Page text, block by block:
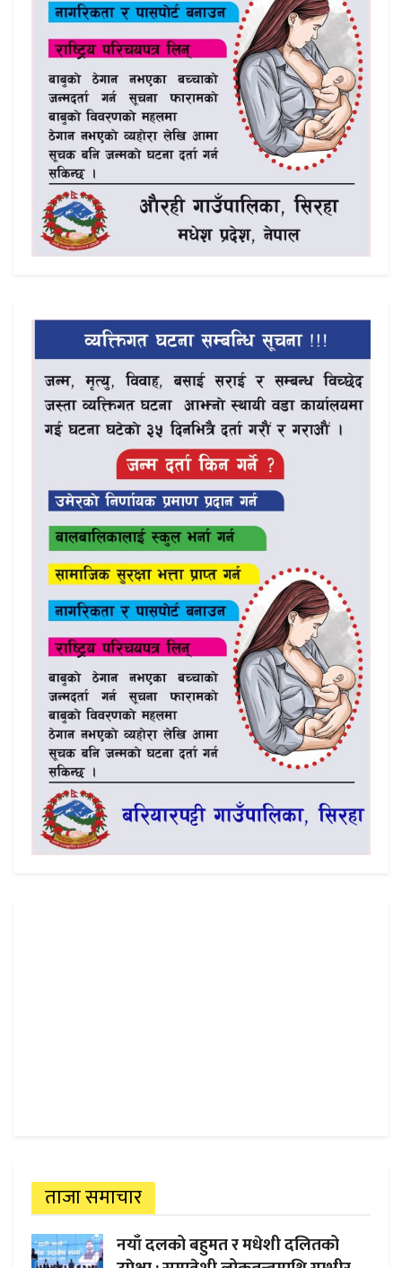
ताजा समाचार
नयाँ दलको बहुमत र मधेशी दलितको